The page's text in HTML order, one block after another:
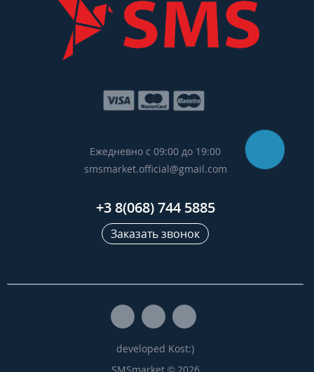
Ежедневно с 09:00 до 19:00
smsmarket.official@gmail.com
+3 8(068) 744 5885
Заказать звонок
developed Kost:)